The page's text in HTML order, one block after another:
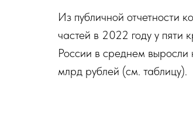
Из публичной отчетности
частей в 2022 году у
России в среднем
млрд рублей (см. таблицу).